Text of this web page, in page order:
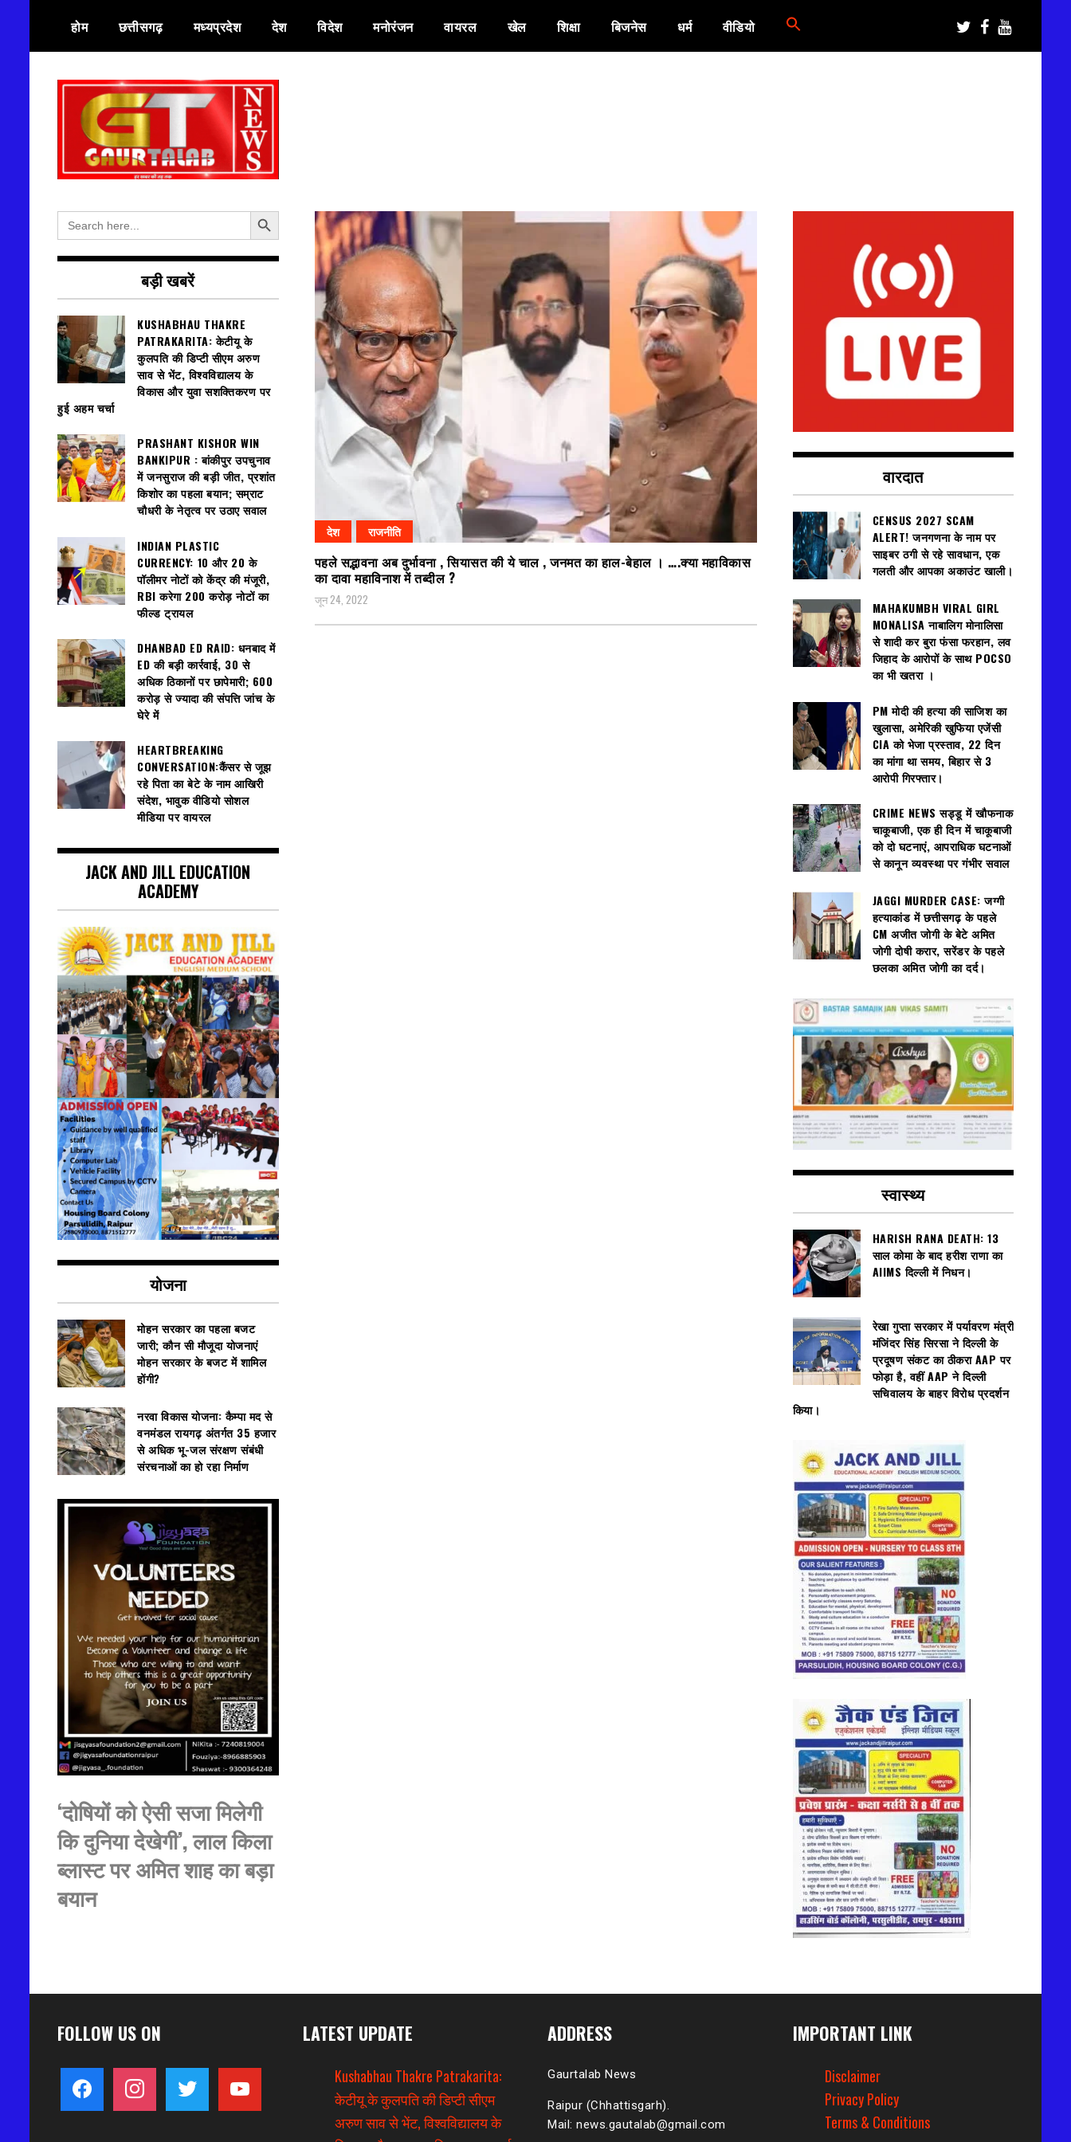
content
होम छत्तीसगढ़ मध्यप्रदेश देश विदेश मनोरंजन वायरल खेल शिक्षा बिजनेस धर्म वीडियो
गौरतलब न्यूज
देश राजनीति
पहले सद्भावना अब दुर्भावना , सियासत की ये चाल , जनमत का हाल-बेहाल । ….क्या महाविकास
का दावा महाविनाश में तब्दील ?
जून 24, 2022
Search
for:
Search Button
बड़ी खबरें
KUSHABHAU THAKRE
PATRAKARITA: केटीयू के
कुलपति की डिप्टी सीएम अरुण
साव से भेंट, विश्वविद्यालय के
विकास और युवा सशक्तिकरण पर
हुई अहम चर्चा
PRASHANT KISHOR WIN
BANKIPUR : बांकीपुर उपचुनाव
में जनसुराज की बड़ी जीत, प्रशांत
किशोर का पहला बयान; सम्राट
चौधरी के नेतृत्व पर उठाए सवाल
INDIAN PLASTIC
CURRENCY: ₹10 और ₹20 के
पॉलीमर नोटों को केंद्र की मंजूरी,
RBI करेगा 200 करोड़ नोटों का
फील्ड ट्रायल
DHANBAD ED RAID: धनबाद में
ED की बड़ी कार्रवाई, 30 से
अधिक ठिकानों पर छापेमारी; 600
करोड़ से ज्यादा की संपत्ति जांच के
घेरे में
HEARTBREAKING
CONVERSATION:कैंसर से जूझ
रहे पिता का बेटे के नाम आखिरी
संदेश, भावुक वीडियो सोशल
मीडिया पर वायरल
JACK AND JILL EDUCATION
ACADEMY
योजना
मोहन सरकार का पहला बजट
जारी; कौन सी मौजूदा योजनाएं
मोहन सरकार के बजट में शामिल
होंगी?
नरवा विकास योजना: कैम्पा मद से
वनमंडल रायगढ़ अंतर्गत 35 हजार
से अधिक भू-जल संरक्षण संबंधी
संरचनाओं का हो रहा निर्माण
‘दोषियों को ऐसी सजा मिलेगी
कि दुनिया देखेगी’, लाल किला
ब्लास्ट पर अमित शाह का बड़ा
बयान
वारदात
CENSUS 2027 SCAM
ALERT! जनगणना के नाम पर
साइबर ठगी से रहे सावधान, एक
गलती और आपका अकाउंट खाली।
MAHAKUMBH VIRAL GIRL
MONALISA नाबालिग मोनालिसा
से शादी कर बुरा फंसा फरहान, लव
जिहाद के आरोपों के साथ POCSO
का भी खतरा ।
PM मोदी की हत्या की साजिश का
खुलासा, अमेरिकी खुफिया एजेंसी
CIA को भेजा प्रस्ताव, 22 दिन
का मांगा था समय, बिहार से 3
आरोपी गिरफ्तार।
CRIME NEWS सड्डू में खौफनाक
चाकूबाजी, एक ही दिन में चाकूबाजी
को दो घटनाएं, आपराधिक घटनाओं
से कानून व्यवस्था पर गंभीर सवाल
JAGGI MURDER CASE: जग्गी
हत्याकांड में छत्तीसगढ़ के पहले
CM अजीत जोगी के बेटे अमित
जोगी दोषी करार, सरेंडर के पहले
छलका अमित जोगी का दर्द।
स्वास्थ्य
HARISH RANA DEATH: 13
साल कोमा के बाद हरीश राणा का
AIIMS दिल्ली में निधन।
रेखा गुप्ता सरकार में पर्यावरण मंत्री
मंजिंदर सिंह सिरसा ने दिल्ली के
प्रदूषण संकट का ठीकरा AAP पर
फोड़ा है, वहीं AAP ने दिल्ली
सचिवालय के बाहर विरोध प्रदर्शन
किया।
FOLLOW US ON
facebook instagram twitter youtube
LATEST UPDATE
Kushabhau Thakre Patrakarita:
केटीयू के कुलपति की डिप्टी सीएम
अरुण साव से भेंट, विश्वविद्यालय के
ADDRESS
Gaurtalab News
Raipur (Chhattisgarh).
Mail: news.gautalab@gmail.com
IMPORTANT LINK
Disclaimer
Privacy Policy
Terms & Conditions